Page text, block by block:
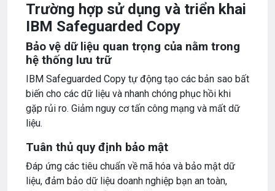
Trường hợp sử dụng và triển khai
IBM Safeguarded Copy
Bảo vệ dữ liệu quan trọng của nằm trong
hệ thống lưu trữ
IBM Safeguarded Copy tự động tạo các bản sao bất
biến cho các dữ liệu và nhanh chóng phục hồi khi
gặp rủi ro. Giảm nguy cơ tấn công mạng và mất dữ
liệu.
Tuân thủ quy định bảo mật
Đáp ứng các tiêu chuẩn về mã hóa và bảo mật dữ
liệu, đảm bảo dữ liệu doanh nghiệp bạn an toàn,